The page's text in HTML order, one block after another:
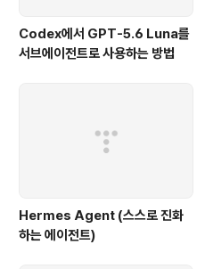
Codex에서 GPT-5.6 Luna를
서브에이전트로 사용하는 방법
Hermes Agent (스스로 진화
하는 에이전트)